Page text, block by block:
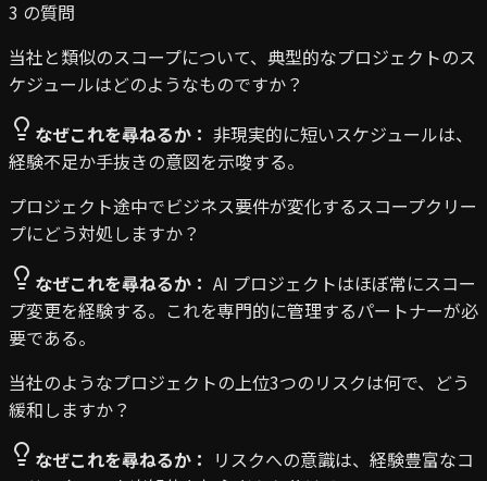
3 の質問
当社と類似のスコープについて、典型的なプロジェクトのス
ケジュールはどのようなものですか？
なぜこれを尋ねるか： 非現実的に短いスケジュールは、
経験不足か手抜きの意図を示唆する。
プロジェクト途中でビジネス要件が変化するスコープクリー
プにどう対処しますか？
なぜこれを尋ねるか： AI プロジェクトはほぼ常にスコー
プ変更を経験する。これを専門的に管理するパートナーが必
要である。
当社のようなプロジェクトの上位3つのリスクは何で、どう
緩和しますか？
なぜこれを尋ねるか： リスクへの意識は、経験豊富なコ